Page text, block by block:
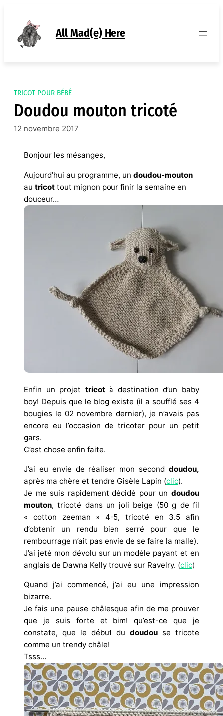
contenu
All Mad(e) Here
TRICOT POUR BÉBÉ
Doudou mouton tricoté
12 novembre 2017
Bonjour les mésanges,
Aujourd’hui au programme, un doudou-mouton
au tricot tout mignon pour finir la semaine en
douceur…
Enfin un projet tricotà destination d’un baby
boy! Depuis que le blog existe (il a soufflé ses 4
bougies le 02 novembre dernier), je n’avais pas
encore eu l’occasion de tricoter pour un petit
gars.
C’est chose enfin faite.
J’ai eu envie de réaliser mon second doudou,
après ma chère et tendre Gisèle Lapin (clic).
Je me suis rapidement décidé pour un doudou
mouton, tricoté dans un joli beige (50 g de fil
« cotton zeeman » 4-5, tricoté en 3.5 afin
d’obtenir un rendu bien serré pour que le
rembourrage n’ait pas envie de se faire la malle).
J’ai jeté mon dévolu sur un modèle payant et en
anglais de Dawna Kelly trouvé sur Ravelry. (clic)
Quand j’ai commencé, j’ai eu une impression
bizarre.
Je fais une pause châlesque afin de me prouver
que je suis forte et bim! qu’est-ce que je
constate, que le début du doudou se tricote
comme un trendy châle!
Tsss…